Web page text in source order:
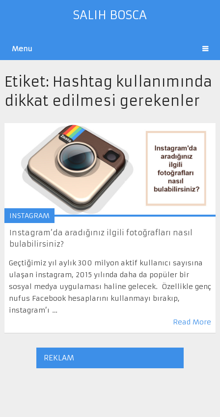
SALIH BOSCA
Menu
Etiket: Hashtag kullanımında
dikkat edilmesi gerekenler
INSTAGRAM
Instagram’da aradığınız ilgili fotoğrafları nasıl
bulabilirsiniz?
Geçtiğimiz yıl aylık 300 milyon aktif kullanıcı sayısına
ulaşan instagram, 2015 yılında daha da popüler bir
sosyal medya uygulaması haline gelecek. Özellikle genç
nufus Facebook hesaplarını kullanmayı bırakıp,
instagram’ı …
Read More
REKLAM